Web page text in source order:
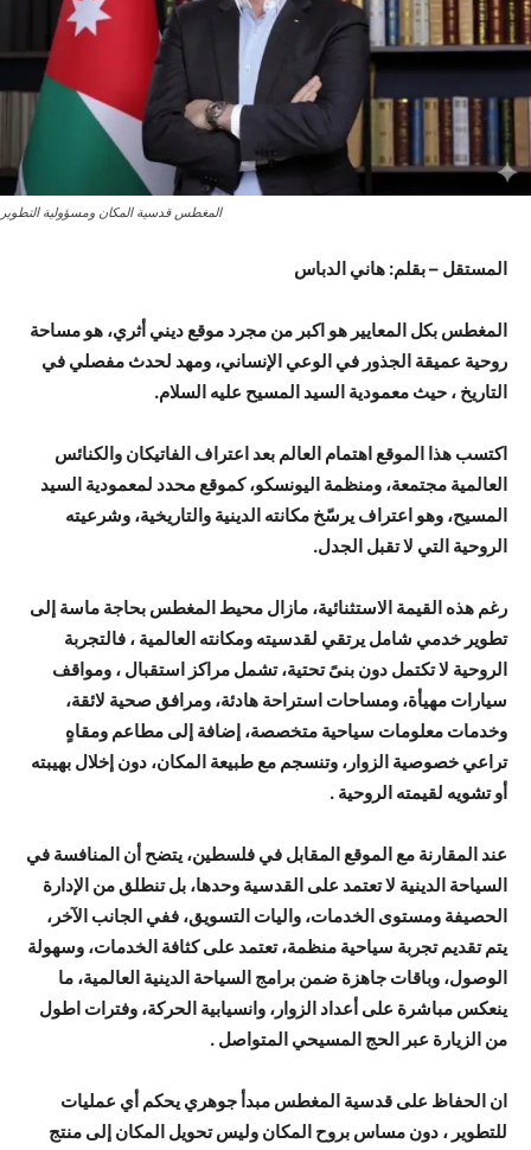
المغطس قدسية المكان ومسؤولية التطوير
المستقل – بقلم: هاني الدباس
المغطس بكل المعايير هو اكبر من مجرد موقع ديني أثري، هو مساحة
روحية عميقة الجذور في الوعي الإنساني، ومهد لحدث مفصلي في
التاريخ ، حيث معمودية السيد المسيح عليه السلام.
اكتسب هذا الموقع اهتمام العالم بعد اعتراف الفاتيكان والكنائس
العالمية مجتمعة، ومنظمة اليونسكو، كموقع محدد لمعمودية السيد
المسيح، وهو اعتراف يرسّخ مكانته الدينية والتاريخية، وشرعيته
الروحية التي لا تقبل الجدل.
رغم هذه القيمة الاستثنائية، مازال محيط المغطس بحاجة ماسة إلى
تطوير خدمي شامل يرتقي لقدسيته ومكانته العالمية ، فالتجربة
الروحية لا تكتمل دون بنىً تحتية، تشمل مراكز استقبال ، ومواقف
سيارات مهيأة، ومساحات استراحة هادئة، ومرافق صحية لائقة،
وخدمات معلومات سياحية متخصصة، إضافة إلى مطاعم ومقاهٍ
تراعي خصوصية الزوار، وتنسجم مع طبيعة المكان، دون إخلال بهيبته
أو تشويه لقيمته الروحية .
عند المقارنة مع الموقع المقابل في فلسطين، يتضح أن المنافسة في
السياحة الدينية لا تعتمد على القدسية وحدها، بل تنطلق من الإدارة
الحصيفة ومستوى الخدمات، واليات التسويق، ففي الجانب الآخر،
يتم تقديم تجربة سياحية منظمة، تعتمد على كثافة الخدمات، وسهولة
الوصول، وباقات جاهزة ضمن برامج السياحة الدينية العالمية، ما
ينعكس مباشرة على أعداد الزوار، وانسيابية الحركة، وفترات اطول
من الزيارة عبر الحج المسيحي المتواصل .
ان الحفاظ على قدسية المغطس مبدأ جوهري يحكم أي عمليات
للتطوير ، دون مساس بروح المكان وليس تحويل المكان إلى منتج